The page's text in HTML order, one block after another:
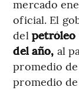
mercado
oficial. El
del petróleo
del año, al
promedio de
promedio